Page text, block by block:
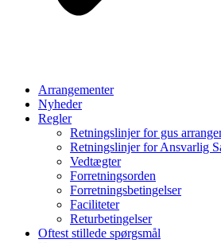
Arrangementer
Nyheder
Regler
Retningslinjer for gus
Retningslinjer for Ansvarlig
Vedtægter
Forretningsorden
Forretningsbetingelser
Faciliteter
Returbetingelser
Oftest stillede spørgsmål